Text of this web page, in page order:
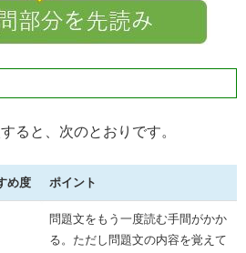
ると、次のとおりです。
め度 ポイント
問題文をもう一度読む手間がかか
る。ただし問題文の内容を覚えて